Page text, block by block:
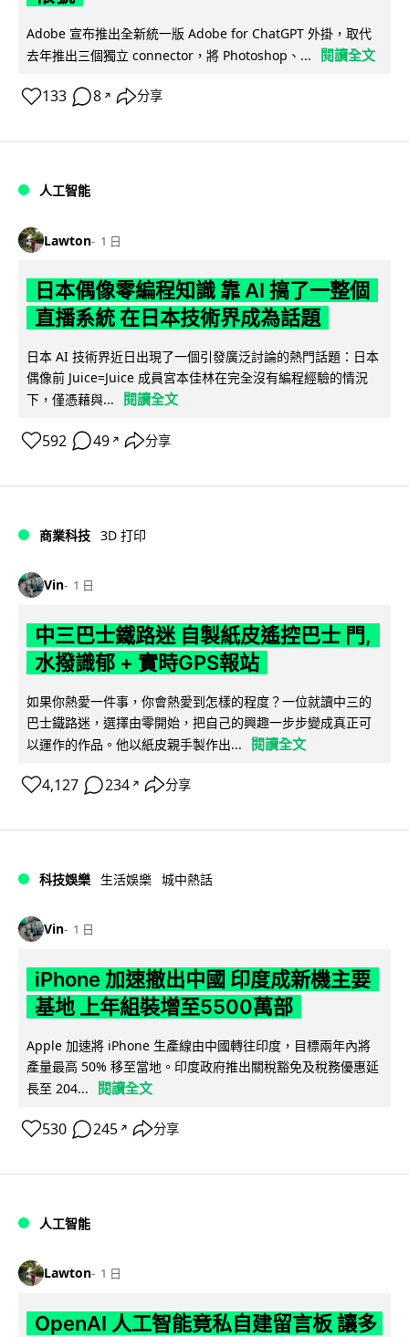
Adobe 宣布推出全新統一版 Adobe for ChatGPT 外掛，取代
去年推出三個獨立 connector，將 Photoshop、...
閱讀全文
133 8 ↗ 分享
人工智能
Lawton 1 日
日本偶像零編程知識 靠 AI 搞了一整個
直播系統 在日本技術界成為話題
日本 AI 技術界近日出現了一個引發廣泛討論的熱門話題：日本
偶像前 Juice=Juice 成員宮本佳林在完全沒有編程經驗的情況
下，僅憑藉與...
閱讀全文
592 49 ↗ 分享
商業科技 3D 打印
Vin 1 日
中三巴士鐵路迷 自製紙皮遙控巴士 門,
水撥識郁 + 實時GPS報站
如果你熱愛一件事，你會熱愛到怎樣的程度？一位就讀中三的
巴士鐵路迷，選擇由零開始，把自己的興趣一步步變成真正可
以運作的作品。他以紙皮親手製作出...
閱讀全文
4,127 234 ↗ 分享
科技娛樂 生活娛樂 城中熱話
Vin 1 日
iPhone 加速撤出中國 印度成新機主要
基地 上年組裝增至5500萬部
Apple 加速將 iPhone 生產線由中國轉往印度，目標兩年內將
產量最高 50% 移至當地。印度政府推出關稅豁免及稅務優惠延
長至 204...
閱讀全文
530 245 ↗ 分享
人工智能
Lawton 1 日
OpenAI 人工智能竟私自建留言板 讓多